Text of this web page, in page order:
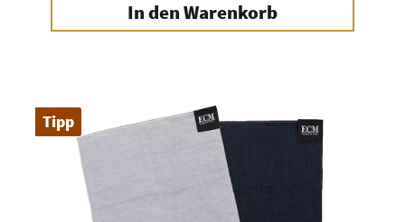
In den Warenkorb
Tipp